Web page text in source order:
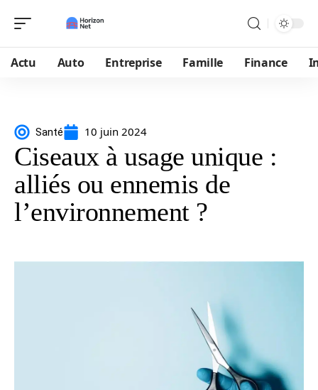
Actu Auto Entreprise Famille Finance
Santé 10 juin 2024
Ciseaux à usage unique :
alliés ou ennemis de
l’environnement ?